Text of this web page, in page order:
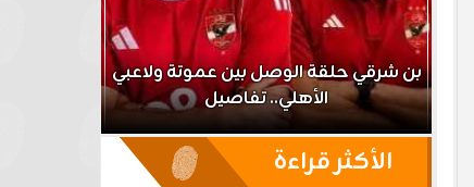
بن شرقي حلقة الوصل بين عموتة ولاعبي
الأهلي.. تفاصيل
الأكثر قراءة